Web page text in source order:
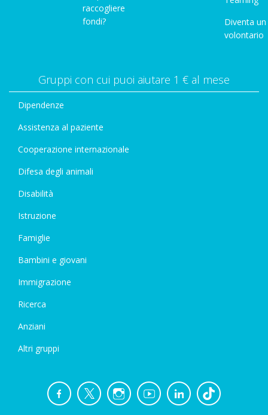
raccogliere
fondi?
Diventa un
volontario
Gruppi con cui puoi aiutare 1 € al mese
Dipendenze
Assistenza al paziente
Cooperazione internazionale
Difesa degli animali
Disabilità
Istruzione
Famiglie
Bambini e giovani
Immigrazione
Ricerca
Anziani
Altri gruppi